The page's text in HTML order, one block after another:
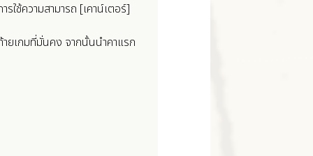
ใช้ความสามารถ [เคาน์เตอร์]
ยเกมที่มั่นคง จากนั้นนำคาแรก